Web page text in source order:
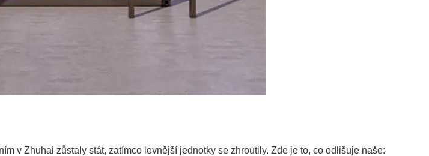
v Zhuhai zůstaly stát, zatímco levnější jednotky se zhroutily. Zde je to, co odlišuje naše: